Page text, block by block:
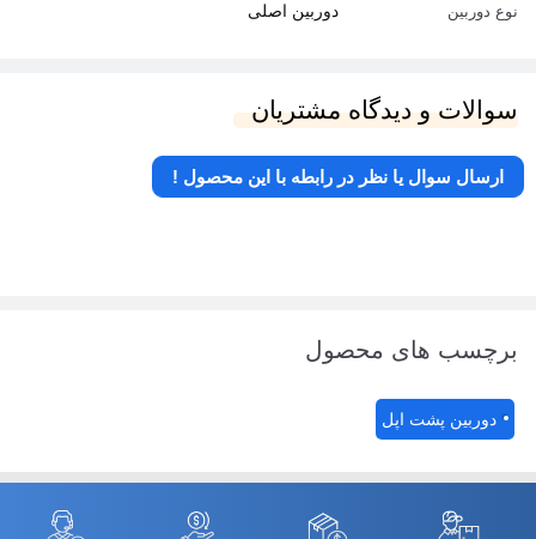
نوع دوربین دوربین اصلی
سوالات و دیدگاه مشتریان
ارسال سوال یا نظر در رابطه با این محصول !
برچسب های محصول
دوربین پشت اپل